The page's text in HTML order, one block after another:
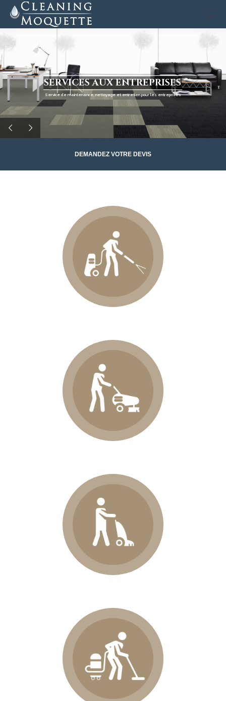
SERVICES AUX ENTREPRISES
Service de maintenance, nettoyage et entretien pour les entreprises
DEMANDEZ VOTRE DEVIS
Vaporisation légère afin
que votre moquette soit
sèche en 1/4 d’heure
seulement.
Après la vaporisation, le
brossage des fibres décolle
les salissures en
profondeur.
Application d’un bonnet
100% coton pour revigorer
les fibres de votre
moquette.